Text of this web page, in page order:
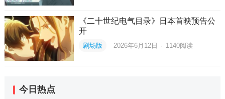
《二十世纪电气目录》日本首映预告公
开
剧场版 2026年6月12日 · 1140阅读
今日热点